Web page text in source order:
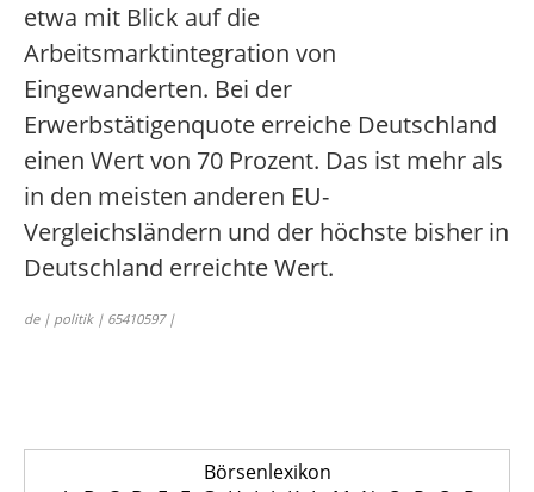
etwa mit Blick auf die
Arbeitsmarktintegration von
Eingewanderten. Bei der
Erwerbstätigenquote erreiche Deutschland
einen Wert von 70 Prozent. Das ist mehr als
in den meisten anderen EU-
Vergleichsländern und der höchste bisher in
Deutschland erreichte Wert.
de | politik | 65410597 |
Börsenlexikon